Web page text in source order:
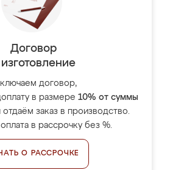
Договор
договор,
в размере 10% от суммы
отдаём заказ в производство.
в рассрочку без %.
О РАССРОЧКЕ